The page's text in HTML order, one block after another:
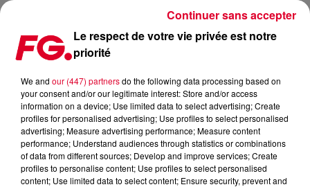
MADONNA EN CONCERT AU GRAND REX À PARIS !
Publié : 16 mai 2019 à 9h33 par Christophe HUBERT
Le respect de votre vie privée est notre
priorité
We and our (447) partnersdo the following data processing based on
your consent and/or our legitimate interest: Store and/or access
information on a device; Use limited data to select advertising; Create
profiles for personalised advertising; Use profiles to select personalised
advertising; Measure advertising performance; Measure content
performance; Understand audiences through statistics or combinations
of data from different sources; Develop and improve services; Create
profiles to personalise content; Use profiles to select personalised
content; Use limited data to select content; Ensure security, prevent and
Continuer sans accepter